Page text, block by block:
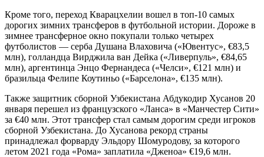
Кроме того, переход Кварацхелии вошел в топ-10 самых
дорогих зимних трансферов в футбольной истории. Дороже в
зимнее трансферное окно покупали только четырех
футболистов — серба Душана Влаховича («Ювентус», €83,5
млн), голландца Вирджила ван Дейка («Ливерпуль», €84,65
млн), аргентинца Энцо Фернандеса («Челси», €121 млн) и
бразильца Фелипе Коутиньо («Барселона», €135 млн).
Также защитник сборной Узбекистана Абдукодир Хусанов 20
января перешел из французского «Ланса» в «Манчестер Сити»
за €40 млн. Этот трансфер стал самым дорогим среди игроков
сборной Узбекистана. До Хусанова рекорд страны
принадлежал форварду Эльдору Шомуродову, за которого
летом 2021 года «Рома» заплатила «Дженоа» €19,6 млн.